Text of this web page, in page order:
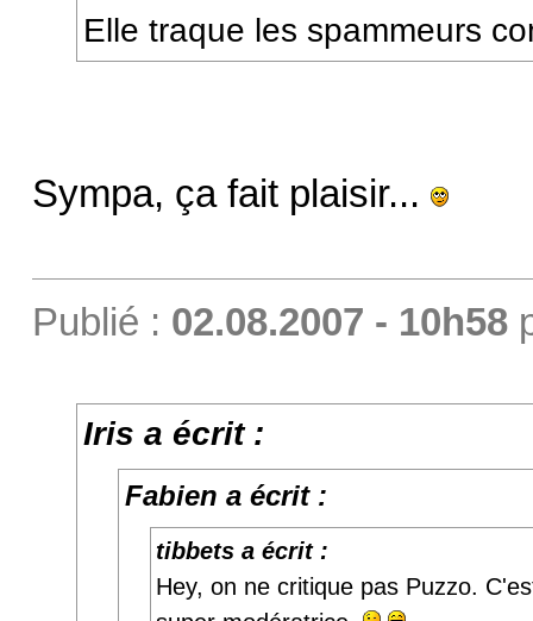
Elle traque les spammeurs
Sympa, ça fait plaisir...
Publié : 02.08.2007 - 10h58
Iris a écrit :
Fabien a écrit :
tibbets a écrit :
Hey, on ne critique pas Puzzo.